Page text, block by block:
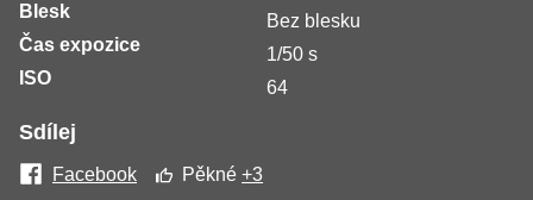
Blesk
Bez blesku
Čas expozice
1/50 s
ISO
64
Sdílej
Facebook Pěkné+3